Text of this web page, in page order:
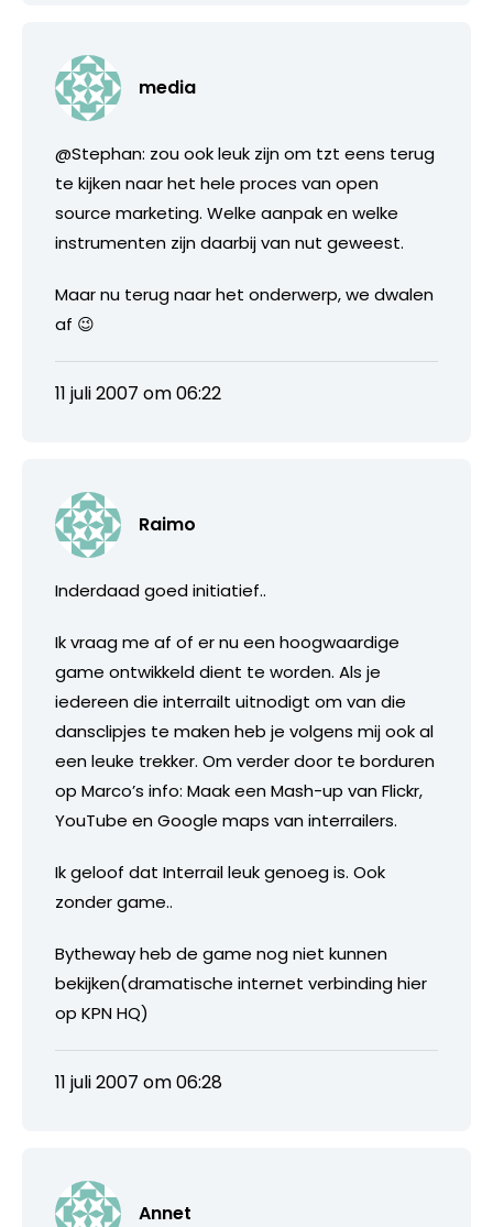
media
@Stephan: zou ook leuk zijn om tzt eens terug
te kijken naar het hele proces van open
source marketing. Welke aanpak en welke
instrumenten zijn daarbij van nut geweest.
Maar nu terug naar het onderwerp, we dwalen
af 😉
11 juli 2007 om 06:22
Raimo
Inderdaad goed initiatief..
Ik vraag me af of er nu een hoogwaardige
game ontwikkeld dient te worden. Als je
iedereen die interrailt uitnodigt om van die
dansclipjes te maken heb je volgens mij ook al
een leuke trekker. Om verder door te borduren
op Marco’s info: Maak een Mash-up van Flickr,
YouTube en Google maps van interrailers.
Ik geloof dat Interrail leuk genoeg is. Ook
zonder game..
Bytheway heb de game nog niet kunnen
bekijken(dramatische internet verbinding hier
op KPN HQ)
11 juli 2007 om 06:28
Annet